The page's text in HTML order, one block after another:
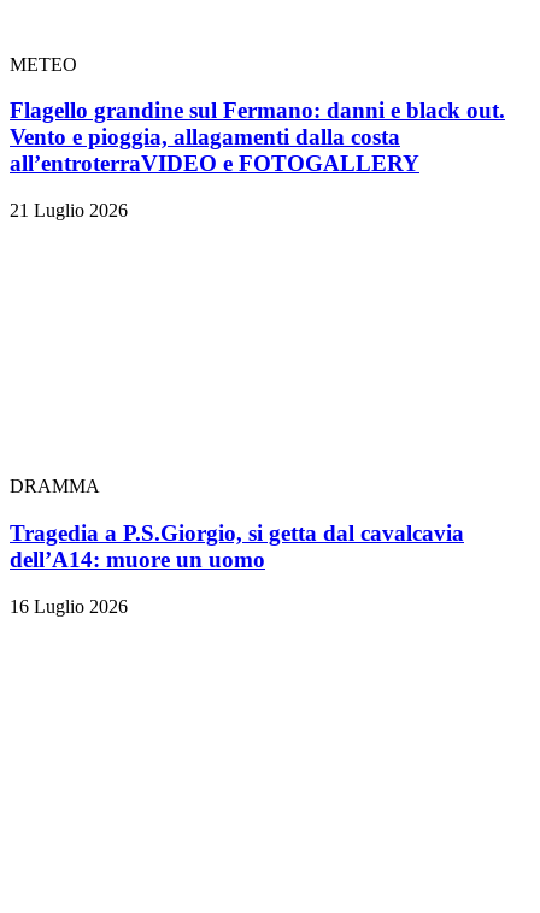
METEO
Flagello grandine sul Fermano: danni e black out.
Vento e pioggia, allagamenti dalla costa
all’entroterraVIDEO e FOTOGALLERY
21 Luglio 2026
DRAMMA
Tragedia a P.S.Giorgio, si getta dal cavalcavia
dell’A14: muore un uomo
16 Luglio 2026